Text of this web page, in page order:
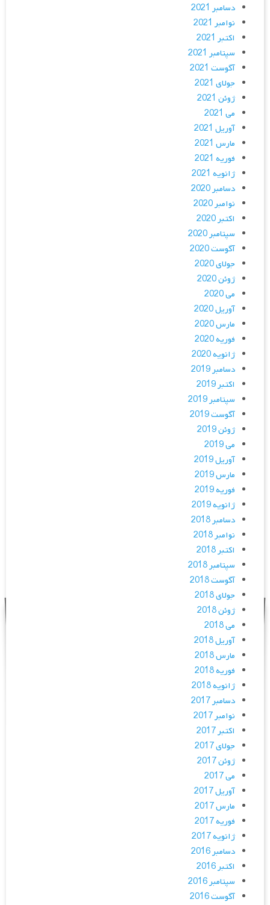
دسامبر 2021
نوامبر 2021
اکتبر 2021
سپتامبر 2021
آگوست 2021
جولای 2021
ژوئن 2021
می 2021
آوریل 2021
مارس 2021
فوریه 2021
ژانویه 2021
دسامبر 2020
نوامبر 2020
اکتبر 2020
سپتامبر 2020
آگوست 2020
جولای 2020
ژوئن 2020
می 2020
آوریل 2020
مارس 2020
فوریه 2020
ژانویه 2020
دسامبر 2019
اکتبر 2019
سپتامبر 2019
آگوست 2019
ژوئن 2019
می 2019
آوریل 2019
مارس 2019
فوریه 2019
ژانویه 2019
دسامبر 2018
نوامبر 2018
اکتبر 2018
سپتامبر 2018
آگوست 2018
جولای 2018
ژوئن 2018
می 2018
آوریل 2018
مارس 2018
فوریه 2018
ژانویه 2018
دسامبر 2017
نوامبر 2017
اکتبر 2017
جولای 2017
ژوئن 2017
می 2017
آوریل 2017
مارس 2017
فوریه 2017
ژانویه 2017
دسامبر 2016
اکتبر 2016
سپتامبر 2016
آگوست 2016